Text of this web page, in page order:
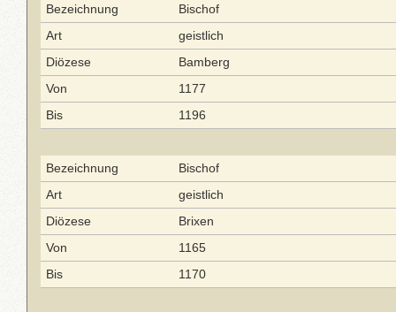
Bezeichnung
Bischof
Art
geistlich
Diözese
Bamberg
Von
1177
Bis
1196
Bezeichnung
Bischof
Art
geistlich
Diözese
Brixen
Von
1165
Bis
1170